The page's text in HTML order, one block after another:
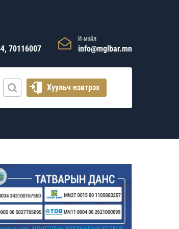
70116007
И-мэйл
info@mglbar.mn
Хуульч нэвтрэх